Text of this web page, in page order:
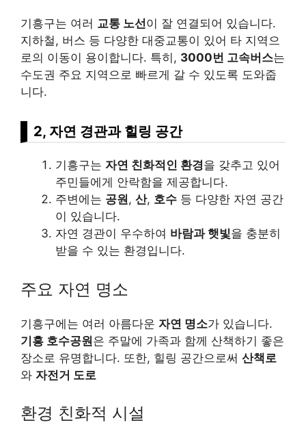
기흥구는 여러 교통 노선이 잘 연결되어 있습니다.
지하철, 버스 등 다양한 대중교통이 있어 타 지역으
로의 이동이 용이합니다. 특히, 3000번 고속버스는
수도권 주요 지역으로 빠르게 갈 수 있도록 도와줍
니다.
2, 자연 경관과 힐링 공간
기흥구는 자연 친화적인 환경을 갖추고 있어
주민들에게 안락함을 제공합니다.
주변에는 공원, 산, 호수 등 다양한 자연 공간
이 있습니다.
자연 경관이 우수하여 바람과 햇빛을 충분히
받을 수 있는 환경입니다.
주요 자연 명소
기흥구에는 여러 아름다운 자연 명소가 있습니다.
기흥 호수공원은 주말에 가족과 함께 산책하기 좋은
장소로 유명합니다. 또한, 힐링 공간으로써 산책로
와 자전거 도로
환경 친화적 시설